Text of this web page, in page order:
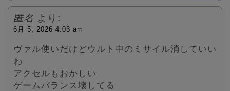
匿名 より:
6月 5, 2026 4:03 am
ヴァル使いだけどウルト中のミサイル消していい
わ
アクセルもおかしい
ゲームバランス壊してる